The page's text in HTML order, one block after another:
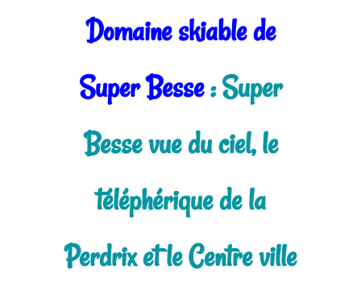
Domaine skiable de
Super Besse: Super
Besse vue du ciel, le
téléphérique de la
Perdrix et le Centre ville